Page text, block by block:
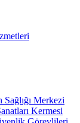
Merkezi
Kermesi